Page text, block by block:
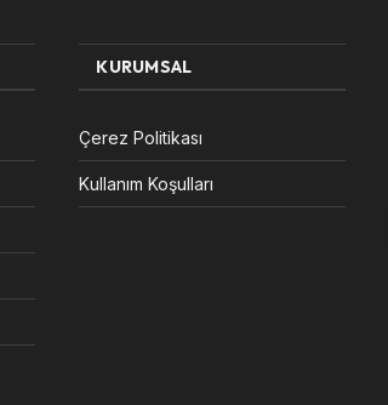
KURUMSAL
Çerez Politikası
Kullanım Koşulları